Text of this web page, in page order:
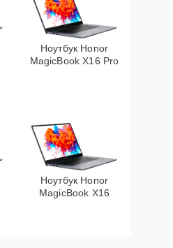
Ноутбук Honor
MagicBook X16 Pro
Ноутбук Honor
MagicBook X16